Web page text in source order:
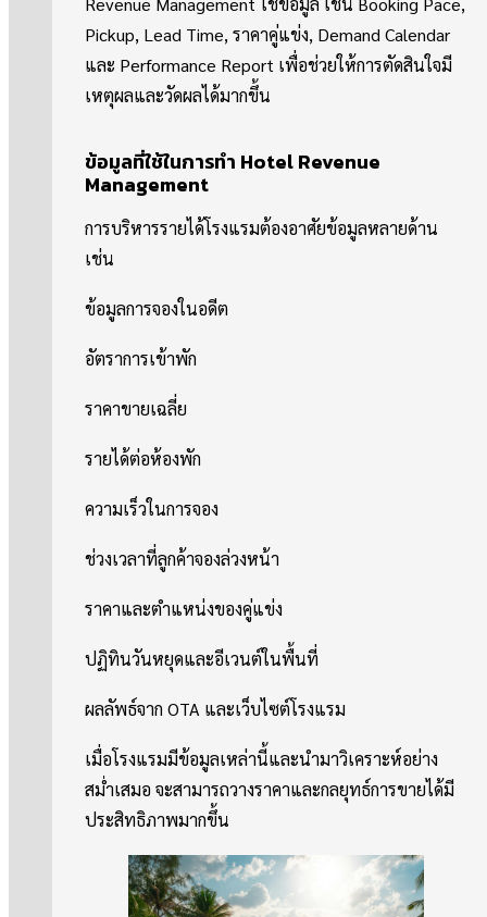
Pickup, Lead Time, ราคาคู่แข่ง, Demand Calendar
และ Performance Report เพื่อช่วยให้การตัดสินใจมี
เหตุผลและวัดผลได้มากขึ้น
ข้อมูลที่ใช้ในการทำ Hotel Revenue
Management
การบริหารรายได้โรงแรมต้องอาศัยข้อมูลหลายด้าน
เช่น
ข้อมูลการจองในอดีต
อัตราการเข้าพัก
ราคาขายเฉลี่ย
รายได้ต่อห้องพัก
ความเร็วในการจอง
ช่วงเวลาที่ลูกค้าจองล่วงหน้า
ราคาและตำแหน่งของคู่แข่ง
ปฏิทินวันหยุดและอีเวนต์ในพื้นที่
ผลลัพธ์จาก OTA และเว็บไซต์โรงแรม
เมื่อโรงแรมมีข้อมูลเหล่านี้และนำมาวิเคราะห์อย่าง
สม่ำเสมอ จะสามารถวางราคาและกลยุทธ์การขายได้มี
ประสิทธิภาพมากขึ้น